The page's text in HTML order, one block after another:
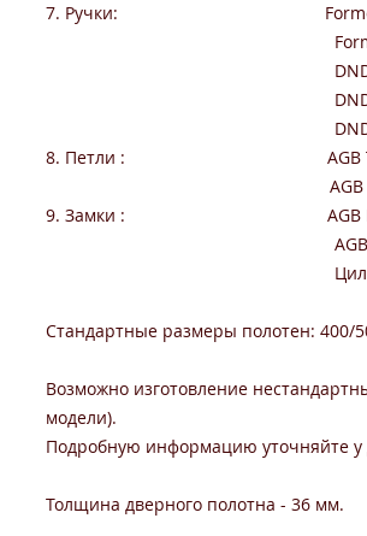
7. Ручки: Forme
Forme
DND
DND
DND
8. Петли : AGB Twin
AGB Eclipse
9. Замки : AGB
AGB Mediana
Цилиндр
Стандартные размеры полотен: 400/
Возможно изготовление
модели).
Подробную информацию уточняйте у
Толщина дверного полотна - 36 мм.